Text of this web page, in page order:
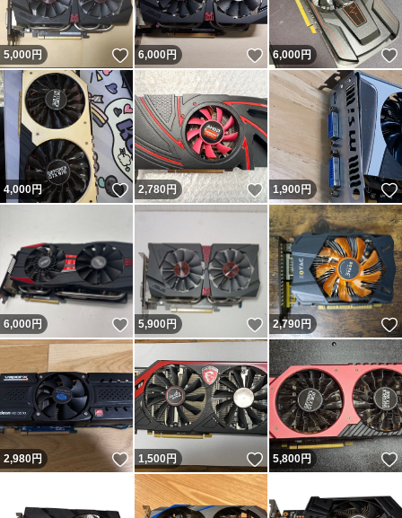
5,000円 いいね！
6,000円 いいね！
6,000円
4,000円 いいね！
2,780円 いいね！
1,900円
6,000円 いいね！
5,900円 いいね！
2,790円
2,980円 いいね！
1,500円 いいね！
5,800円